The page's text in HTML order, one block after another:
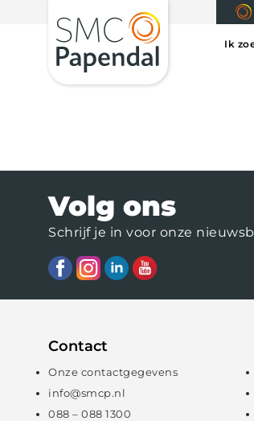
Ik
Volg ons
Schrijf je in voor onze
Contact
Onze contactgegevens
info@smcp.nl
088 – 088 1300